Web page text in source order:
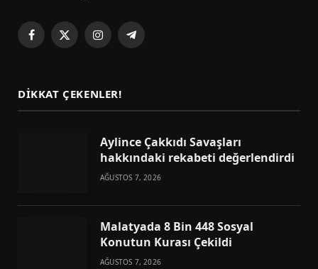
Facebook
X
InstagramTelegram
DIKKAT ÇEKENLER!
Aylince Çakkıdı Savaşları
hakkındaki rekabeti değerlendirdi
AĞUSTOS 7, 2026
Malatyada 8 Bin 448 Sosyal
Konutun Kurası Çekildi
AĞUSTOS 7, 2026